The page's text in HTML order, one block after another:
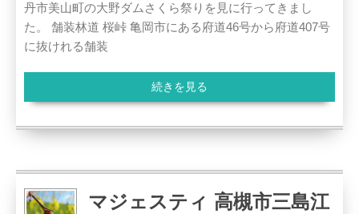
丹市美山町の大野ダムさくら祭りを見に行ってきまし
た。 舗装林道 桜峠 亀岡市にある府道46号から府道407号
に抜けれる舗装
続きを見る
マジェスティ 高槻市三島江